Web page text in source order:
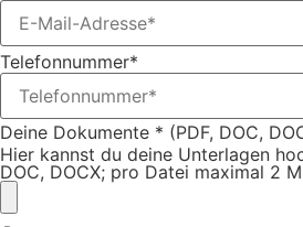
Telefonnummer*
Deine Dokumente * (PDF, DOC,
Hier kannst du deine Unterlagen
DOC, DOCX; pro Datei maximal 2